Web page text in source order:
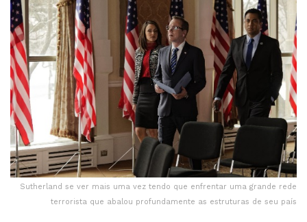
Sutherland se ver mais uma vez tendo que enfrentar uma grande rede
terrorista que abalou profundamente as estruturas de seu país